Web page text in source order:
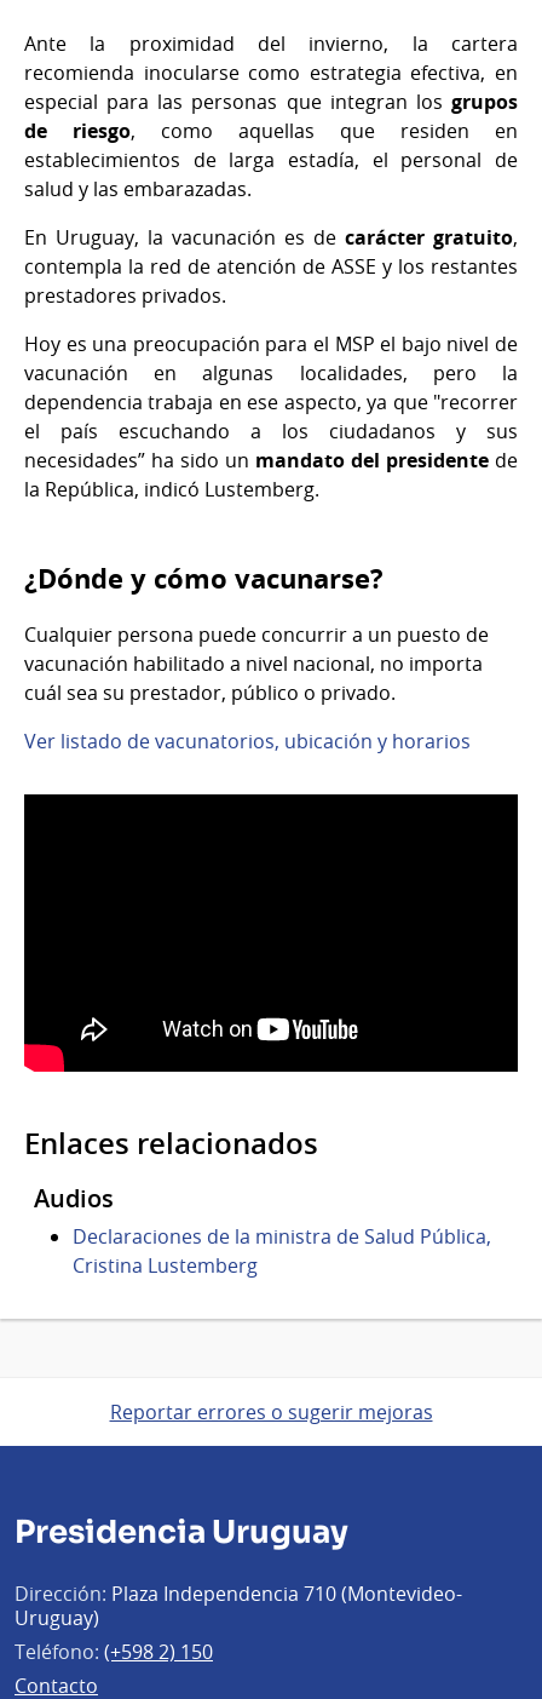
Ante la proximidad del invierno, la cartera
recomienda inocularse como estrategia efectiva, en
especial para las personas que integran los grupos
de riesgo, como aquellas que residen en
establecimientos de larga estadía, el personal de
salud y las embarazadas.
En Uruguay, la vacunación es de carácter gratuito,
contempla la red de atención de ASSE y los restantes
prestadores privados.
Hoy es una preocupación para el MSP el bajo nivel de
vacunación en algunas localidades, pero la
dependencia trabaja en ese aspecto, ya que "recorrer
el país escuchando a los ciudadanos y sus
necesidades” ha sido un mandato del presidente de
la República, indicó Lustemberg.
¿Dónde y cómo vacunarse?
Cualquier persona puede concurrir a un puesto de
vacunación habilitado a nivel nacional, no importa
cuál sea su prestador, público o privado.
Ver listado de vacunatorios, ubicación y horarios
Enlaces relacionados
Audios
Declaraciones de la ministra de Salud Pública,
Cristina Lustemberg
Reportar errores o sugerir mejoras
Presidencia Uruguay
Dirección: Plaza Independencia 710 (Montevideo-
Uruguay)
Teléfono: (+598 2) 150
Contacto